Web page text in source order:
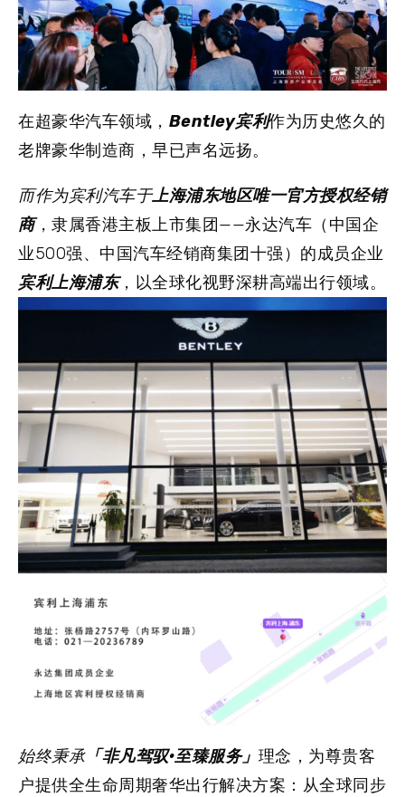
在超豪华汽车领域， Bentley宾利作为历史悠久的
老牌豪华制造商，早已声名远扬。
而作为宾利汽车于上海浦东地区唯一官方授权经销
商，隶属香港主板上市集团——永达汽车（中国企
业500强、中国汽车经销商集团十强）的成员企业
宾利上海浦东，以全球化视野深耕高端出行领域。
始终秉承「非凡驾驭·至臻服务」 理念，为尊贵客
户提供全生命周期奢华出行解决方案：从全球同步